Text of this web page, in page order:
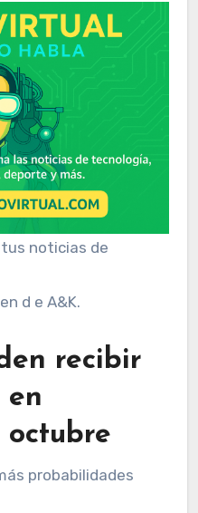
d e A&K.
recibir
en
octubre
probabilidades